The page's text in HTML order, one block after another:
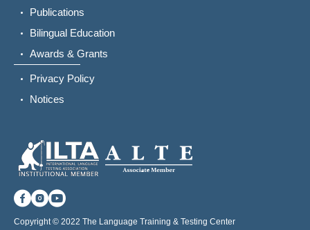
Publications
Bilingual Education
Awards & Grants
Privacy Policy
Notices
Copyright © 2022 The Language Training & Testing Center